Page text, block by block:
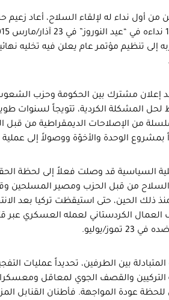
من أول نداء له لإلقاء السلاح، أعاد زعيم
إلى تنظيم مؤتمر عام يعلن فيه تخليه
من 10 نقاط لحل المشكلة الكردية، تتويجاً
من الإصلاحات الديمقراطية من قبل
بمشروع الوحدة والأخوّة ووصولاً إلى عملية
السياسية قد وصلت فعلاً إلى لحظة
السلاح من قبل الحزب ومصير المسلحين
العمال الكردستاني لعمله العسكري عبر
يوليو.
بين الطرفين، تحديداً عمليات
والقصف الجوي لمعاقل
للحظة عودة المواجهة. فأطنان القنابل